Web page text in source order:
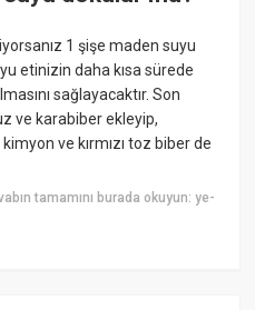
1 şişe maden suyu
etinizin daha kısa sürede
sağlayacaktır. Son
ve karabiber ekleyip,
ve kırmızı toz biber de
tamamını burada okuyun: ye-